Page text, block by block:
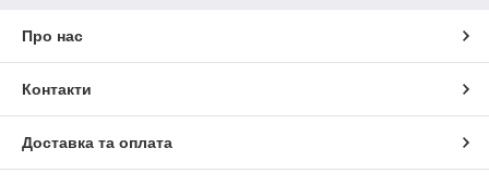
Про нас
Контакти
Доставка та оплата